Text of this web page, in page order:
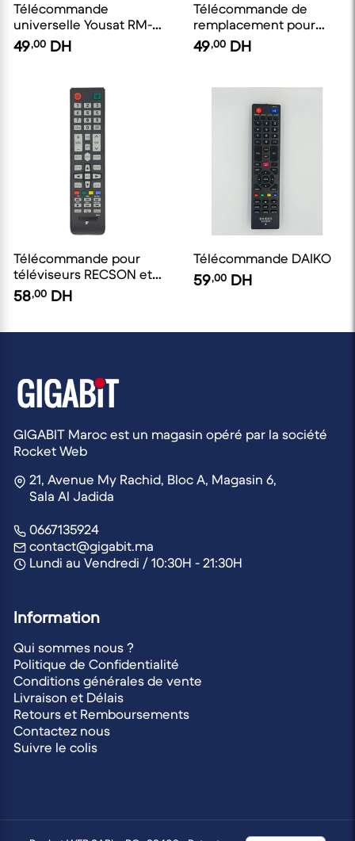
Télécommande
universelle Yousat RM-
L1107 pour Samsung
Sharp Sony LG ....
49,00 DH
Télécommande de
remplacement pour
téléviseurs Haier
49,00 DH
Télécommande pour
téléviseurs RECSON et
d'autres
58,00 DH
Télécommande DAIKO
59,00 DH
GIGABIT Maroc est un magasin opéré par la société
Rocket Web
21, Avenue My Rachid, Bloc A, Magasin 6,
Sala Al Jadida
0667135924
contact@gigabit.ma
Lundi au Vendredi / 10:30H - 21:30H
Information
Qui sommes nous ?
Politique de Confidentialité
Conditions générales de vente
Livraison et Délais
Retours et Remboursements
Contactez nous
Suivre le colis